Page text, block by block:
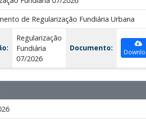
de Regularização Fundiária Urbana
Regularização
Fundiária
07/2026
Documento: